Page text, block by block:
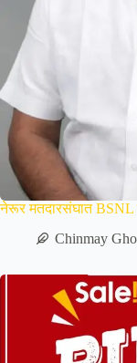
नेरूर मतदारसंघात
Chinmay